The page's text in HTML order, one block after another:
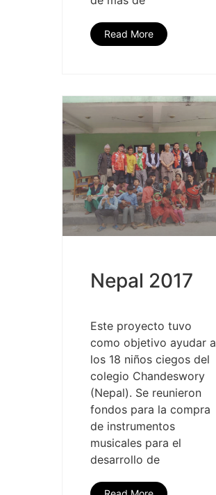
Read More
Nepal 2017
Este proyecto tuvo
como objetivo ayudar a
los 18 niños ciegos del
colegio Chandeswory
(Nepal). Se reunieron
fondos para la compra
de instrumentos
musicales para el
desarrollo de